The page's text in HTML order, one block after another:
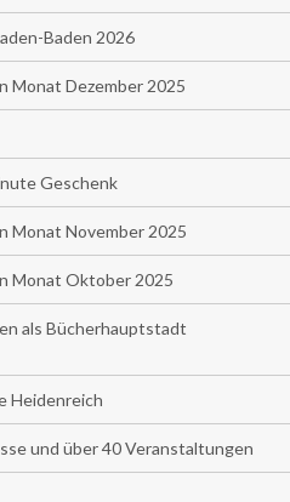
Baden 2026
Monat Dezember 2025
Geschenk
Monat November 2025
Monat Oktober 2025
als Bücherhauptstadt
Heidenreich
und über 40 Veranstaltungen